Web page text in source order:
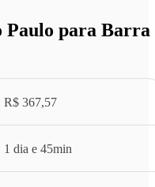
Paulo para Barra
R$ 367,57
1 dia e 45min